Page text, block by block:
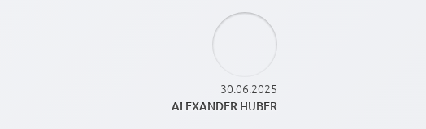
30.06.2025
ALEXANDER HÜBER